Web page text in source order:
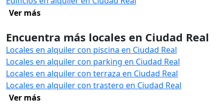
Ver más
Encuentra más locales en Ciudad Real
Locales en alquiler con piscina en Ciudad Real
Locales en alquiler con parking en Ciudad Real
Locales en alquiler con terraza en Ciudad Real
Locales en alquiler con trastero en Ciudad Real
Ver más